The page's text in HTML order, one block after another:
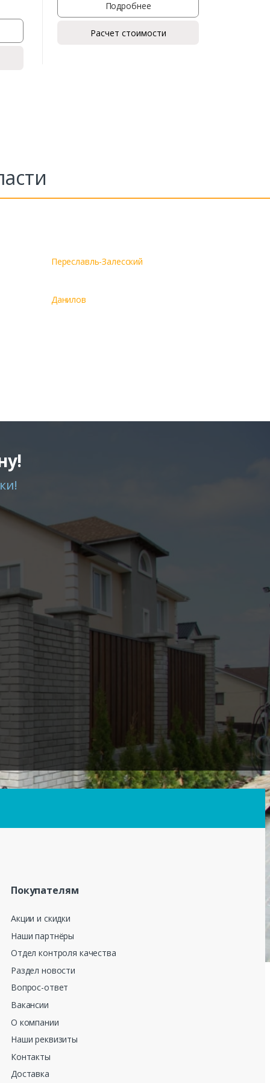
Подробнее
Расчет стоимости
Переславль-Залесский
Данилов
Покупателям
Акции и скидки
Наши партнёры
Отдел контроля качества
Раздел новости
Вопрос-ответ
Вакансии
О компании
Наши реквизиты
Контакты
Доставка